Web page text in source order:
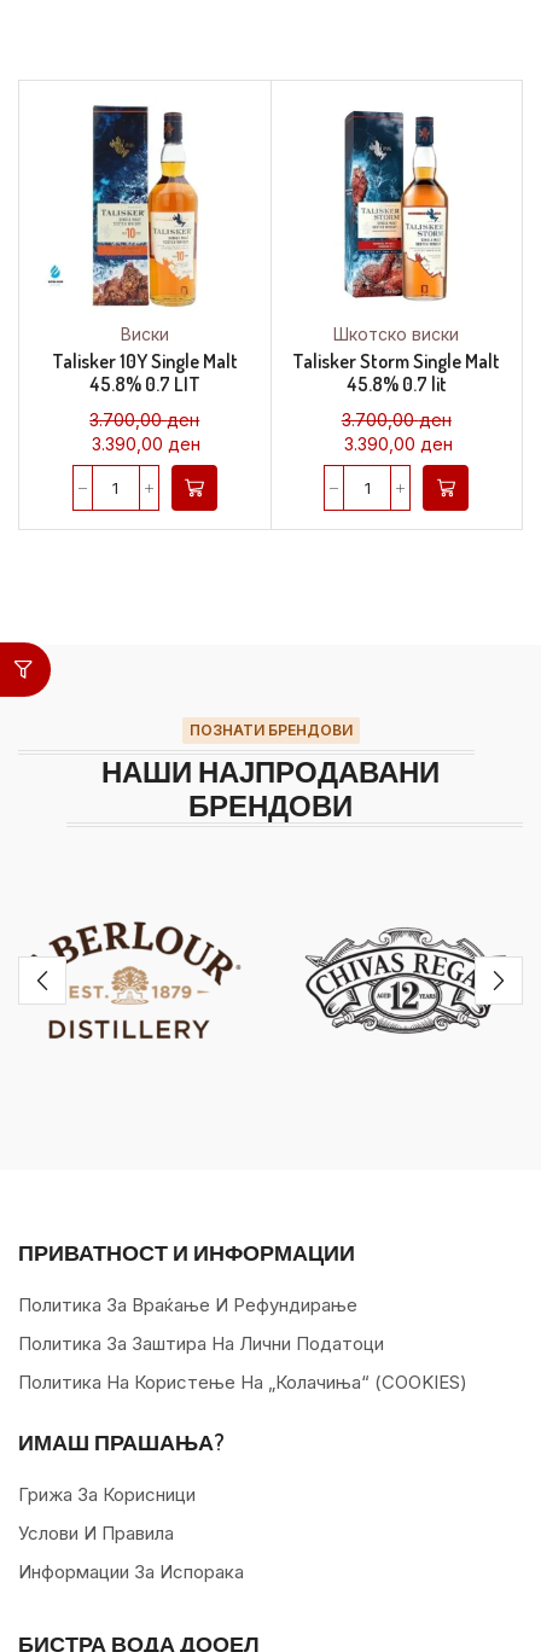
Виски
Talisker 10Y Single Malt
45.8% 0.7 LIT
3.700,00ден
3.390,00 ден
Шкотско виски
Talisker Storm Single Malt
45.8% 0.7 lit
3.700,00ден
3.390,00 ден
ПОЗНАТИ БРЕНДОВИ
НАШИ НАЈПРОДАВАНИ
БРЕНДОВИ
ПРИВАТНОСТ И ИНФОРМАЦИИ
Политика За Враќање И Рефундирање
Политика За Заштира На Лични Податоци
Политика На Користење На „колачиња“ (COOKIES)
ИМАШ ПРАШАЊА?
Грижа За Корисници
Услови И Правила
Информации За Испорака
БИСТРА ВОДА ДООЕЛ